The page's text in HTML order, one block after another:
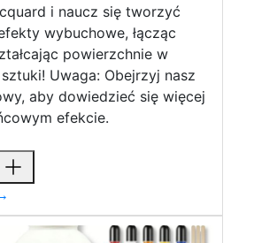
i naucz się tworzyć
wybuchowe, łącząc
powierzchnie w
sztuki! Uwaga: Obejrzyj nasz
aby dowiedzieć się więcej
efekcie.